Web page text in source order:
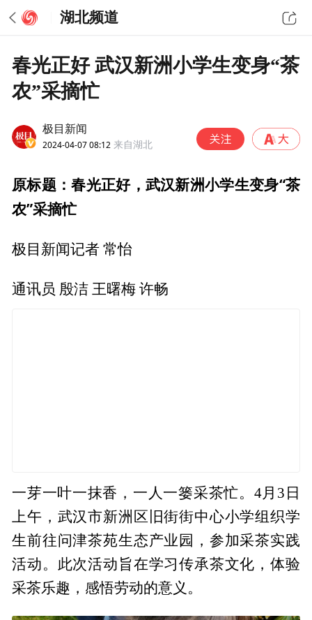
湖北频道
春光正好 武汉新洲小学生变身“茶
农”采摘忙
极目新闻
2024-04-07 08:12 来自湖北
原标题：春光正好，武汉新洲小学生变身“茶
农”采摘忙
极目新闻记者 常怡
通讯员 殷洁 王曙梅 许畅
一芽一叶一抹香，一人一篓采茶忙。4月3日
上午，武汉市新洲区旧街街中心小学组织学
生前往问津茶苑生态产业园，参加采茶实践
活动。此次活动旨在学习传承茶文化，体验
采茶乐趣，感悟劳动的意义。